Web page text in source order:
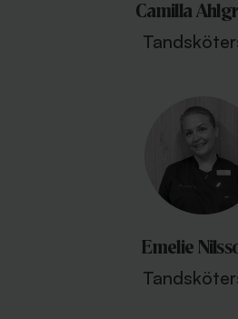
Camilla
Emelie